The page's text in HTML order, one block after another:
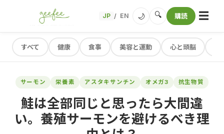
JP / EN 🌙 🔍 購読 ☰
すべて 健康 食事 美容と運動 心と頭脳
サーモン 栄養素 アスタキサンチン オメガ3 抗生物質
鮭は全部同じと思ったら大間違
い。養殖サーモンを避けるべき理